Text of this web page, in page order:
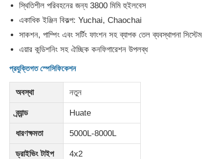
জ্বালানী তেল ট্যাঙ্কার ট্রাক
আইএসও ট্যাঙ্ক কনটেইনার
রেফ্রিজারেটেড বক্স ট্রাক
হুক আর্ম আবর্জনা ট্রাক
স্থিতিশীল পরিবহনের জন্য 3800 মিমি হুইলবেস
একাধিক ইঞ্জিন বিকল্প: Yuchai, Chaochai
সাকশন, পাম্পিং এবং সর্টিং ফাংশন সহ ব্যাপক তেল ব্যবস্থাপনা সিস্টেম
এয়ার কন্ডিশনিং সহ ঐচ্ছিক কনফিগারেশন উপলব্ধ
প্রযুক্তিগত স্পেসিফিকেশন
অবস্থা নতুন
ব্র্যান্ড Huate
ধারণক্ষমতা 5000L-8000L
ড্রাইভিং টাইপ 4x2